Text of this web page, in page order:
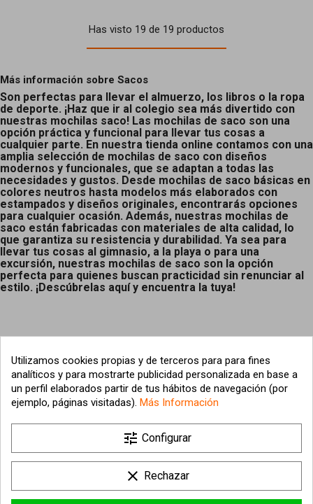
Has visto 19 de 19 productos
Más información sobre Sacos
Son perfectas para llevar el almuerzo, los libros o la ropa
de deporte. ¡Haz que ir al colegio sea más divertido con
nuestras mochilas saco! Las mochilas de saco son una
opción práctica y funcional para llevar tus cosas a
cualquier parte. En nuestra tienda online contamos con una
amplia selección de mochilas de saco con diseños
modernos y funcionales, que se adaptan a todas las
necesidades y gustos. Desde mochilas de saco básicas en
colores neutros hasta modelos más elaborados con
estampados y diseños originales, encontrarás opciones
para cualquier ocasión. Además, nuestras mochilas de
saco están fabricadas con materiales de alta calidad, lo
que garantiza su resistencia y durabilidad. Ya sea para
llevar tus cosas al gimnasio, a la playa o para una
excursión, nuestras mochilas de saco son la opción
perfecta para quienes buscan practicidad sin renunciar al
estilo. ¡Descúbrelas aquí y encuentra la tuya!
Utilizamos cookies propias y de terceros para para fines
analíticos y para mostrarte publicidad personalizada en base a
un perfil elaborados partir de tus hábitos de navegación (por
ejemplo, páginas visitadas). Más Información
tune Configurar
clear Rechazar